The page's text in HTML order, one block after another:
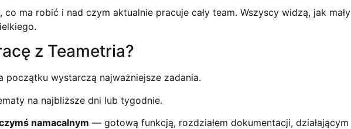
ma robić i nad czym aktualnie pracuje cały team. Wszyscy widzą, jak mały
z Teametria?
początku wystarczą najważniejsze zadania.
na najbliższe dni lub tygodnie.
namacalnym — gotową funkcją, rozdziałem dokumentacji, działającym